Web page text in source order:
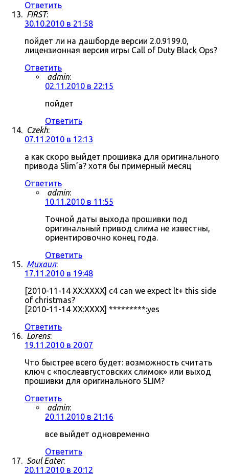
Ответить
FIRST:
30.10.2010 в 21:58
пойдет ли на дашборде версии 2.0.9199.0,
лицензионная версия игры Call of Duty Black Ops?
Ответить
admin:
02.11.2010 в 22:15
пойдет
Ответить
Czekh:
07.11.2010 в 12:13
а как скоро выйдет прошивка для оригинального
привода Slim’а? хотя бы примерный месяц
Ответить
admin:
10.11.2010 в 11:55
Точной даты выхода прошивки под
оригинальный привод слима не известны,
ориентировочно конец года.
Ответить
Михаил:
17.11.2010 в 19:48
[2010-11-14 XX:XXXX] c4 can we expect lt+ this side
of christmas?
[2010-11-14 XX:XXXX] *********:yes
Ответить
Lorens:
19.11.2010 в 20:07
Что быстрее всего будет: возможность считать
ключ с «послеавгустовских слимок» или выход
прошивки для оригинального SLIM?
Ответить
admin:
20.11.2010 в 21:16
все выйдет одновременно
Ответить
Soul Eater:
20.11.2010 в 20:12